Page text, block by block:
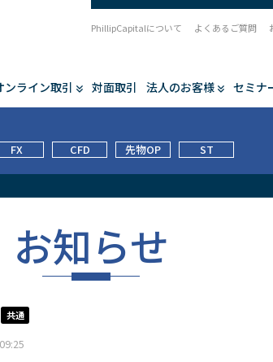
ンライン取引 対面取引 法人のお客様 セミナ
PhillipCapitalについて よくあるご質問
FX CFD 先物OP ST
お知らせ
共通